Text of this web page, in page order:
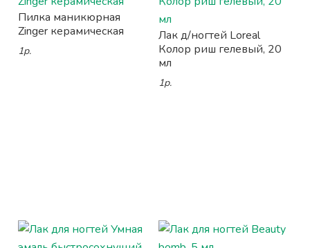
Пилка маникюрная
Zinger керамическая
1р.
Лак д/ногтей Loreal
Колор риш гелевый, 20
мл
1р.